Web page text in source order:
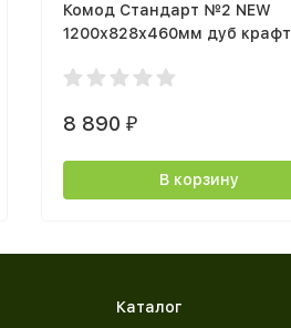
Комод Стандарт №2 NEW
1200х828х460мм дуб крафт
8 890₽
В корзину
Каталог